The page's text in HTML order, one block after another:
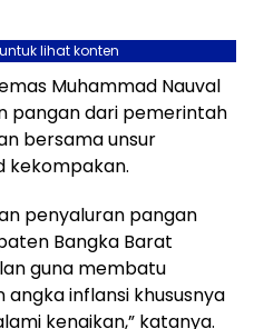
lihat konten
Muhammad Nauval
pangan dari pemerintah
bersama unsur
kekompakan.
penyaluran pangan
Bangka Barat
guna membatu
inflansi khususnya
kenaikan,” katanya.